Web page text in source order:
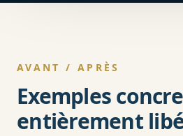
AVANT / APRÈS
Exemples
entièrement